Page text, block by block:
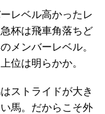
レベル高かったレ
杯は飛車角落ちど
メンバーレベル。
位は明らかか。
ストライドが大き
馬。だからこそ外